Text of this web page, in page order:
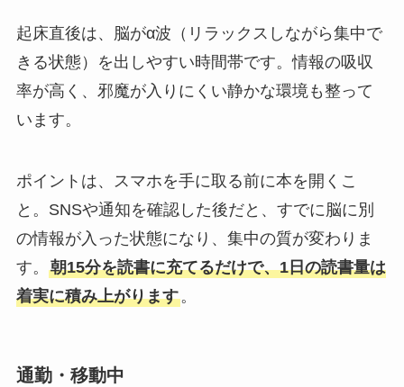
起床直後は、脳がα波（リラックスしながら集中で
きる状態）を出しやすい時間帯です。情報の吸収
率が高く、邪魔が入りにくい静かな環境も整って
います。
ポイントは、スマホを手に取る前に本を開くこ
と。SNSや通知を確認した後だと、すでに脳に別
の情報が入った状態になり、集中の質が変わりま
す。 朝15分を読書に充てるだけで、1日の読書量は
着実に積み上がります。
通勤・移動中